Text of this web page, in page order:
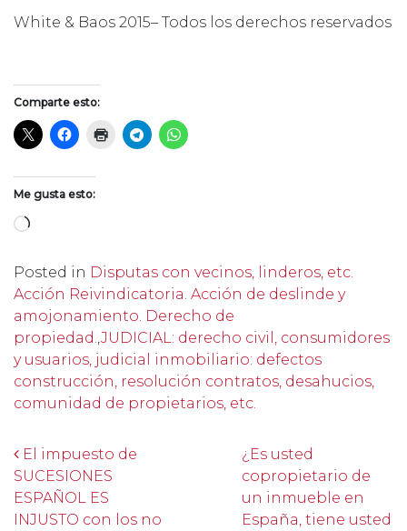
White & Baos 2015– Todos los derechos reservados
Comparte esto:
Me gusta esto:
Cargando...
Posted in Disputas con vecinos, linderos, etc.
Acción Reivindicatoria. Acción de deslinde y
amojonamiento. Derecho de
propiedad. JUDICIAL: derecho civil, consumidores
y usuarios, judicial inmobiliario: defectos
construcción, resolución contratos, desahucios,
comunidad de propietarios, etc.
Post navigation
El impuesto de
SUCESIONES
ESPAÑOL ES
INJUSTO con los no
¿Es usted
copropietario de
un inmueble en
España, tiene usted